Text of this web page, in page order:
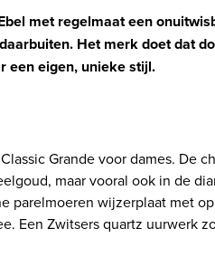
met regelmaat een
Het merk doet dat
een eigen, unieke stijl.
Grande voor dames. De
maar vooral ook in de
parelmoeren wijzerplaat met
Een Zwitsers quartz uurwerk